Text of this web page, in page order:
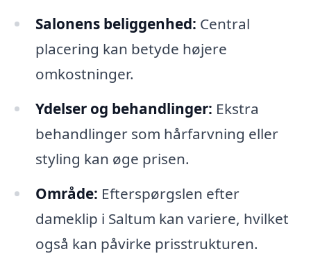
Salonens beliggenhed: Central
placering kan betyde højere
omkostninger.
Ydelser og behandlinger: Ekstra
behandlinger som hårfarvning eller
styling kan øge prisen.
Område: Efterspørgslen efter
dameklip i Saltum kan variere, hvilket
også kan påvirke prisstrukturen.